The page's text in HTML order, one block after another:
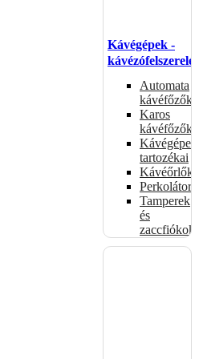
Kávégépek -
kávézófelszerelés
Automata
kávéfőzők
Karos
kávéfőzők
Kávégépek
tartozékai
Kávéőrlők
Perkolátorok
Tamperek
és
zaccfiókok